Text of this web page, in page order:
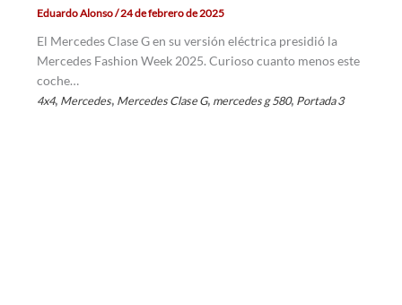
Eduardo Alonso/24 de febrero de 2025
El Mercedes Clase G en su versión eléctrica presidió la
Mercedes Fashion Week 2025. Curioso cuanto menos este
coche…
4x4, Mercedes, Mercedes Clase G, mercedes g 580, Portada 3